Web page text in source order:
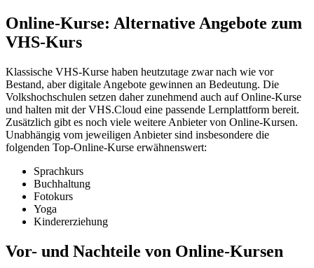
Online-Kurse: Alternative Angebote zum
VHS-Kurs
Klassische VHS-Kurse haben heutzutage zwar nach wie vor
Bestand, aber digitale Angebote gewinnen an Bedeutung. Die
Volkshochschulen setzen daher zunehmend auch auf Online-Kurse
und halten mit der VHS.Cloud eine passende Lernplattform bereit.
Zusätzlich gibt es noch viele weitere Anbieter von Online-Kursen.
Unabhängig vom jeweiligen Anbieter sind insbesondere die
folgenden Top-Online-Kurse erwähnenswert:
Sprachkurs
Buchhaltung
Fotokurs
Yoga
Kindererziehung
Vor- und Nachteile von Online-Kursen